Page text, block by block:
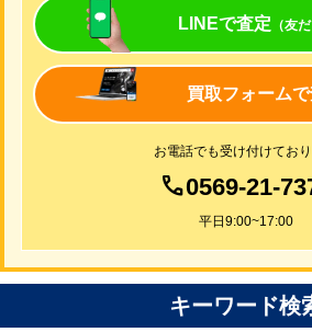
LINEで査定 （友
買取フォーム
お電話でも受け付けてお
0569-21-
平日9:00~17:00
キーワード検